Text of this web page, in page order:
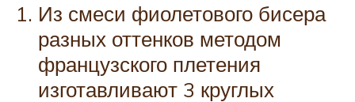
Из смеси фиолетового бисера
разных оттенков методом
французского плетения
изготавливают 3 круглых